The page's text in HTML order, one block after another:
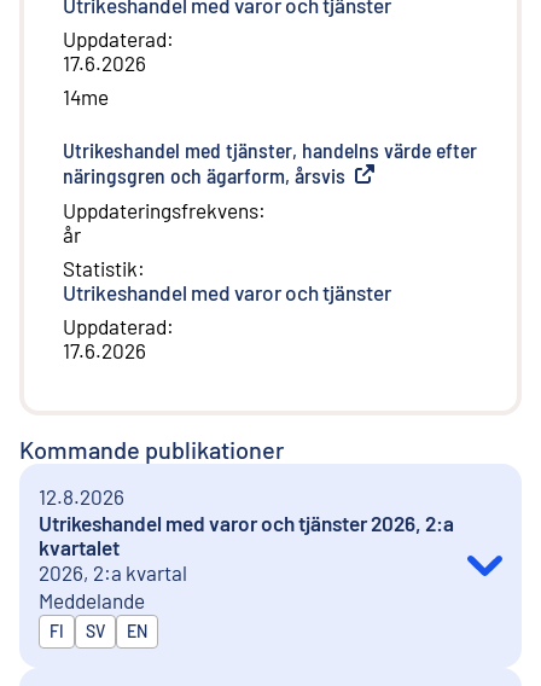
Uppdaterad:
17.6.2026
14me
Utrikeshandel med tjänster, handelns värde efter
näringsgren och ägarform, årsvis Extern länk
Uppdateringsfrekvens:
år
Statistik:
Utrikeshandel med varor och tjänster
Uppdaterad:
17.6.2026
Kommande publikationer
12.8.2026
Utrikeshandel med varor och tjänster 2026, 2:a
kvartalet
2026, 2:a kvartal
Meddelande
Publiceras på
FI SV EN